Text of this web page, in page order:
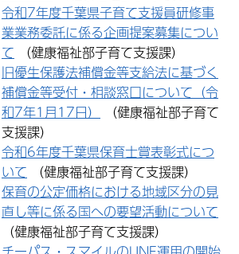
令和7年度千葉県子育て支援員研修事
業業務委託に係る企画提案募集につい
て
（健康福祉部子育て支援課）
旧優生保護法補償金等支給法に基づく
補償金等受付・相談窓口について（令
和7年1月17日）
支援課）
令和6年度千葉県保育士賞表彰式につ
いて
（健康福祉部子育て支援課）
保育の公定価格における地域区分の見
直し等に係る国への要望活動について
（健康福祉部子育て支援課）